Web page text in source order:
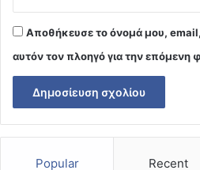
Αποθήκευσε το όνομά μου,
αυτόν τον πλοηγό για την
Popular Recent